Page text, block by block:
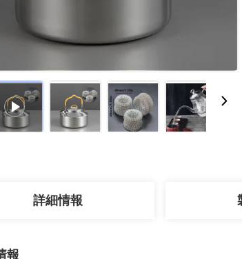
詳細情報
報